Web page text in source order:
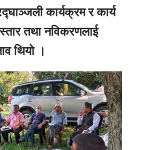
कार्यक्रम र कार्य
तथा नविकरणलाई
थियो ।